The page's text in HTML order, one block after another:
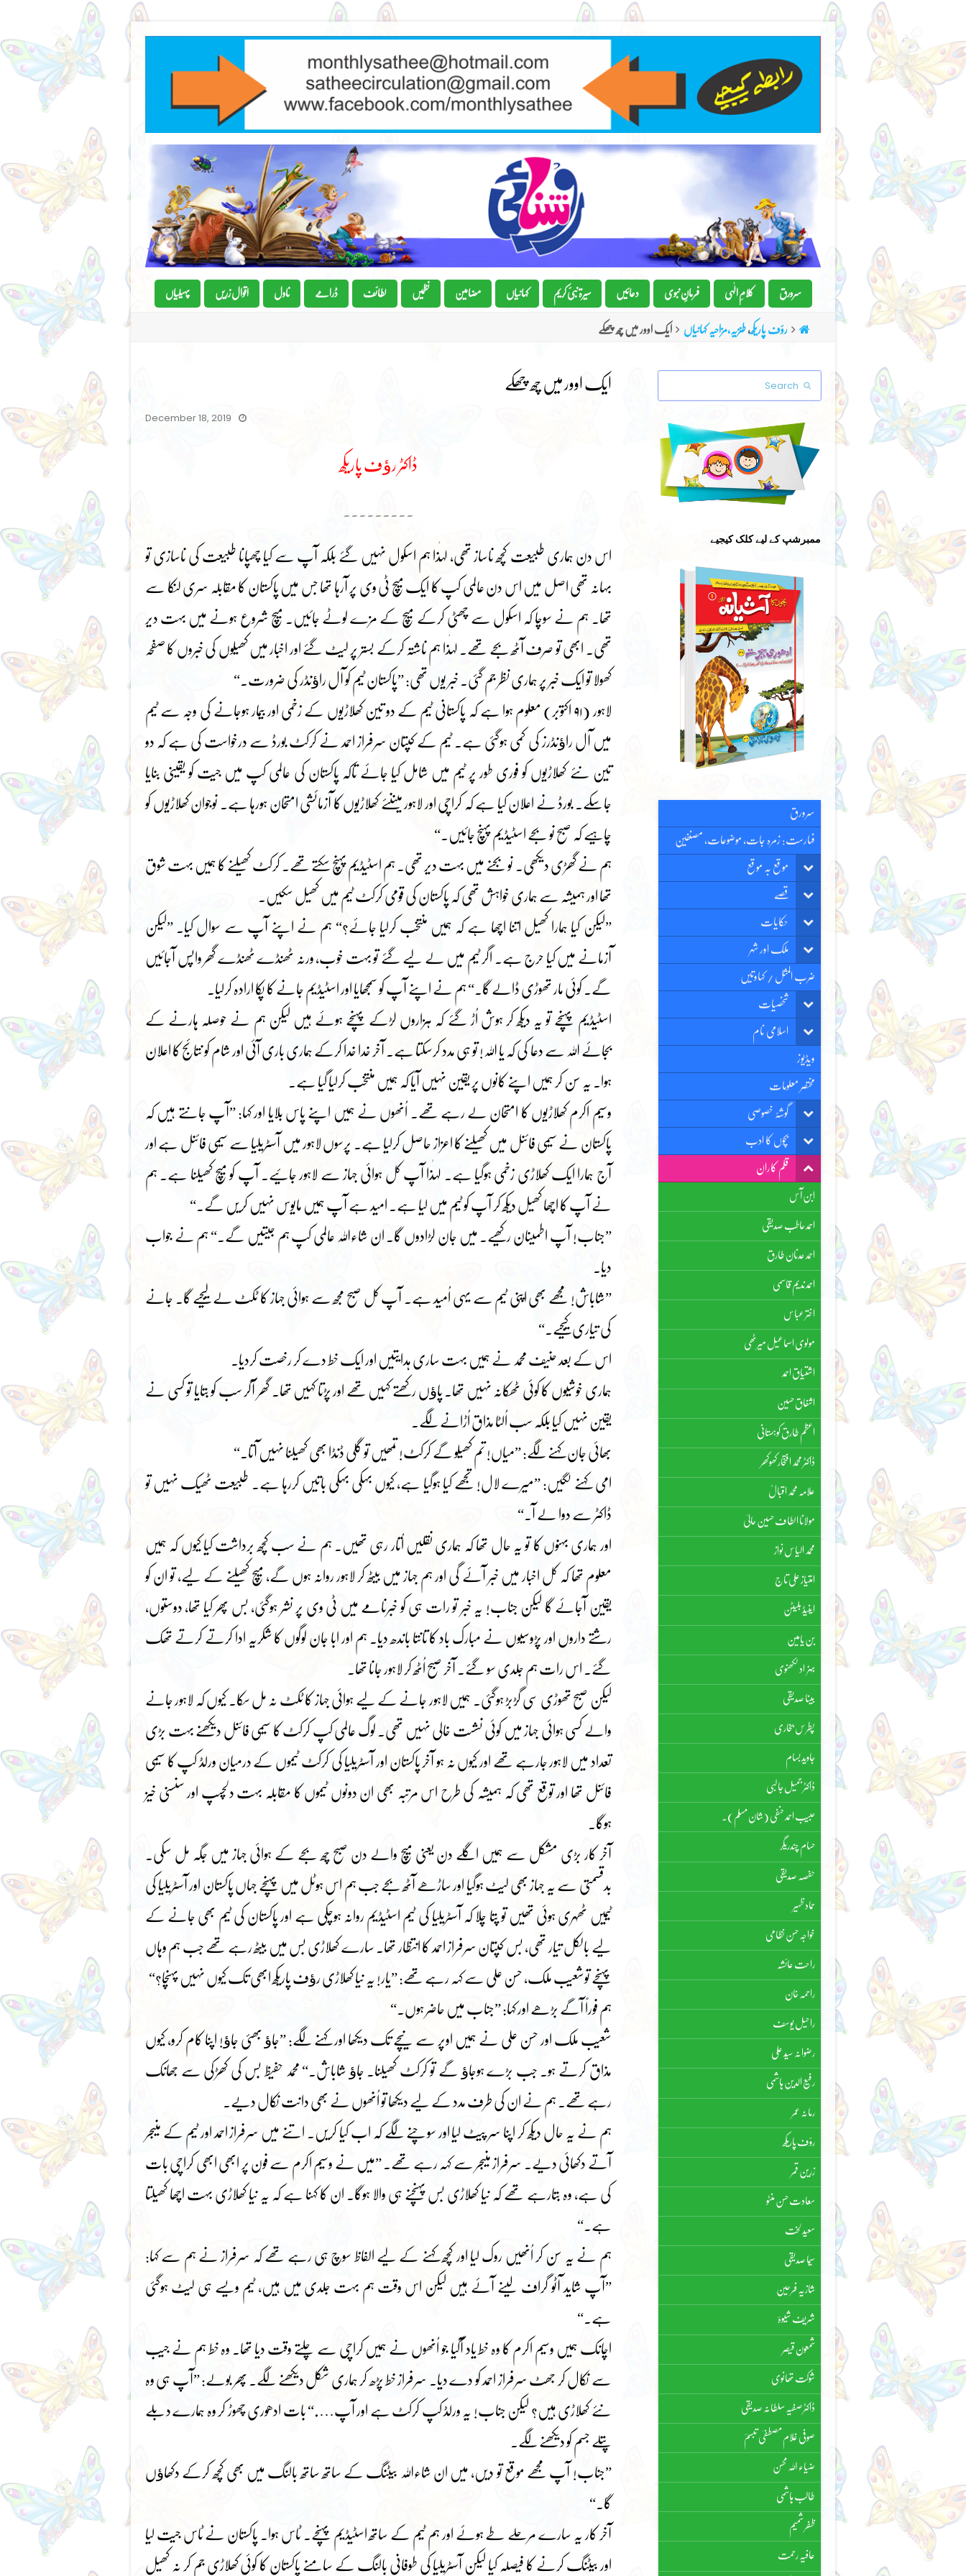
سرورق کلامِ الٰہی فرمانِِ نبوی دعائیں سیرۃ نبیٔ کریم کہانیاں مضامین نظمیں لطائف ڈرامے ناول اقوال زریں پہیلیاں
رؤف پاریکھ, طنزیہ،مزاحیہ کہانیاں ایک اوور میں چھ چھکے
ایک اوور میں چھ چھکے
December 18, 2019
ڈاکٹر رﺅف پاریکھ
اس دن ہماری طبیعت کچھ ناساز تھی، لہٰذا ہم اسکول نہیں گئے بلکہ آپ سے کیا چھپانا طبیعت کی ناسازی تو
بہانہ تھی اصل میں اس دن عالمی کپ کا ایک میچ ٹی وی پر آرہا تھا جس میں پاکستان کا مقابلہ سری لنکا سے
تھا۔ ہم نے سوچا کہ اسکول سے چھٹی کرکے میچ کے مزے لوٹے جائیں۔ میچ شروع ہونے میں بہت دیر
تھی۔ ابھی تو صرف آٹھ بجے تھے۔ لہٰذا ہم ناشتہ کرکے بستر پر لیٹ گئے اور اخبار میں کھیلوں کی خبروں کا صفحہ
کھولا تو ایک خبر پر ہماری نظر جم گئی۔ خبر یوں تھی: ”پاکستان ٹیم کو آل راﺅنڈر کی ضرورت۔“
لاہور (۹۱ اکتوبر) معلوم ہوا ہے کہ پاکستانی ٹیم کے دو تین کھلاڑیوں کے زخمی اور بیمار ہوجانے کی وجہ سے ٹیم
میں آل راﺅنڈرز کی کمی ہوگئی ہے۔ ٹیم کے کپتان سرفراز احمد نے کرکٹ بورڈ سے درخواست کی ہے کہ دو
تین نئے کھلاڑیوں کو فوری طور پر ٹیم میں شامل کیا جائے تاکہ پاکستان کی عالمی کپ میں جیت کو یقینی بنایا
جاسکے۔ بورڈ نے اعلان کیا ہے کہ کراچی اور لاہور میںنئے کھلاڑیوں کا آزمائشی امتحان ہورہا ہے۔ نوجوان کھلاڑیوں کو
چاہیے کہ صبح نو بجے اسٹیڈیم پہنچ جائیں۔“
ہم نے گھڑی دیکھی۔ نو بجنے میں بہت دیر تھی۔ ہم اسٹیڈیم پہنچ سکتے تھے۔ کرکٹ کھیلنے کا ہمیں بہت شوق
تھا اور ہمیشہ سے ہماری خواہش تھی کہ پاکستان کی قومی کرکٹ ٹیم میں کھیل سکیں۔
”لیکن کیا ہمارا کھیل اتنا اچھا ہے کہ ہمیں منتخب کرلیا جائے؟“ ہم نے اپنے آپ سے سوال کیا۔ ”لیکن
آزمانے میں کیا حرج ہے۔ اگر ٹیم میں لے لیے گئے تو بہت خوب، ورنہ ٹھنڈے ٹھنڈے گھر واپس آجائیں
گے۔ کوئی مار تھوڑی ڈالے گا۔“ ہم نے اپنے آپ کو سمجھایا اور اسٹیڈیم جانے کا پکا ارادہ کرلیا۔
اسٹیڈیم پہنچے تو یہ دیکھ کر ہوش اُڑ گئے کہ ہزاروں لڑکے پہنچے ہوئے ہیں لیکن ہم نے حوصلہ ہارنے کے
بجائے اللہ سے دعا کی کہ یا اللہ! تو ہی مدد کرسکتا ہے۔ آخر خدا خدا کرکے ہماری باری آئی اور شام کو نتائج کا اعلان
ہوا۔ یہ سن کر ہمیں اپنے کانوں پر یقین نہیں آیا کہ ہمیں منتخب کرلیا گیا ہے۔
وسیم اکرم کھلاڑیوں کا امتحان لے رہے تھے۔ اُنھوں نے ہمیں اپنے پاس بلایا اور کہا: ”آپ جانتے ہیں کہ
پاکستان نے سیمی فائنل میں کھیلنے کا اعزاز حاصل کرلیا ہے۔ پرسوں لاہور میں آسٹریلیا سے سیمی فائنل ہے اور
آج ہمارا ایک کھلاڑی زخمی ہوگیا ہے۔ لہٰذا آپ کل ہوائی جہاز سے لاہور جائیے۔ آپ کو میچ کھیلنا ہے۔ ہم
نے آپ کا اچھا کھیل دیکھ کر آپ کو ٹیم میں لیا ہے۔ امید ہے آپ ہمیں مایوس نہیں کریں گے۔“
”جناب! آپ اطمینان رکھیے۔ میں جان لڑادوں گا۔ ان شاءاللہ عالمی کپ ہم جیتیں گے۔“ ہم نے جواب
دیا۔
”شاباش! مجھے بھی اپنی ٹیم سے یہی اُمید ہے۔ آپ کل صبح مجھ سے ہوائی جہاز کا ٹکٹ لے لیجیے گا۔ جانے
کی تیاری کیجیے۔“
اس کے بعد حنیف محمد نے ہمیں بہت ساری ہدایتیں اور ایک خط دے کر رخصت کردیا۔
ہماری خوشیوں کا کوئی ٹھکانہ نہیں تھا۔ پاﺅں رکھتے کہیں تھے اور پڑتا کہیں تھا۔ گھر آکر سب کو بتایا تو کسی نے
یقین نہیں کیا بلکہ سب اُلٹا مذاق اُڑانے لگے۔
بھائی جان کہنے لگے: ”میاں! تم کھیلو گے کرکٹ! تمھیں تو گلی ڈنڈا بھی کھیلنا نہیں آتا۔“
امی کہنے لگیں: ”میرے لال! تجھے کیا ہوگیا ہے، کیوں بہکی بہکی باتیں کررہا ہے۔ طبیعت ٹھیک نہیں تو
ڈاکٹر سے دوا لے آ۔“
اور ہماری بہنوں کا تو یہ حال تھا کہ ہماری نقلیں اُتار رہی تھیں۔ ہم نے سب کچھ برداشت کیا کیوں کہ ہمیں
معلوم تھا کہ کل اخبار میں خبر آئے گی اور ہم جہاز میں بیٹھ کر لاہور روانہ ہوں گے، میچ کھیلنے کے لیے، تو ان کو
یقین آجائے گا لیکن جناب! یہ خبر تو رات ہی کو خبرنامے میں ٹی وی پر نشر ہوگئی، بس پھر کیا تھا، دوستوں،
رشتے داروں اور پڑوسیوں نے مبارک باد کا تانتا باندھ دیا۔ ہم اور ابا جان لوگوں کا شکریہ ادا کرتے کرتے تھک
گئے۔ اس رات ہم جلدی سو گئے۔ آخر صبح اُٹھ کر لاہور جانا تھا۔
لیکن صبح تھوڑی سی گڑبڑ ہوگئی۔ ہمیں لاہور جانے کے لیے ہوائی جہاز کا ٹکٹ نہ مل سکا۔ کیوں کہ لاہور جانے
والے کسی ہوائی جہاز میں کوئی نشست خالی نہیں تھی۔ لوگ عالمی کپ کرکٹ کا سیمی فائنل دیکھنے بہت بڑی
تعداد میں لاہور جارہے تھے اور کیوں نہ ہو آخر پاکستان اور آسٹریلیا کی کرکٹ ٹیموں کے درمیان ورلڈ کپ کا سیمی
فائنل تھا اور توقع تھی کہ ہمیشہ کی طرح اس مرتبہ بھی ان دونوں ٹیموں کا مقابلہ بہت دلچسپ اور سنسنی خیز
ہوگا۔
آخر کار بڑی مشکل سے ہمیں اگلے دن یعنی میچ والے دن صبح چھ بجے کے ہوائی جہاز میں جگہ مل سکی۔
بدقسمتی سے یہ جہاز بھی لیٹ ہوگیا اور ساڑھے آٹھ بجے جب ہم اس ہوٹل میں پہنچے جہاں پاکستان اور آسٹریلیا کی
ٹیمیں ٹھہری ہوئی تھیں تو پتا چلا کہ آسٹریلیا کی ٹیم اسٹیڈیم روانہ ہوچکی ہے اور پاکستان کی ٹیم بھی جانے کے
لیے بالکل تیار تھی، بس کپتان سرفراز احمد کا انتظار تھا۔ سارے کھلاڑی بس میں بیٹھ رہے تھے جب ہم وہاں
پہنچے توشعیب ملک، حسن علی سے کہہ رہے تھے: ”یار! یہ نیا کھلاڑی رﺅف پاریکھ ابھی تک کیوں نہیں پہنچا؟“
ہم فوراً آگے بڑھے اور کہا: ”جناب میں حاضر ہوں۔“
شعیب ملک اور حسن علی نے ہمیں اوپر سے نیچے تک دیکھا اور کہنے لگے: ”جاﺅ بھئی جاﺅ! اپنا کام کرو، کیوں
مذاق کرتے ہو۔ جب بڑے ہوجاﺅ گے تو کرکٹ کھیلنا۔ جاﺅ شاباش۔“ محمد حفیظ بس کی کھڑکی سے جھانک
رہے تھے۔ ہم نے ان کی طرف مدد کے لیے دیکھا تو اُنھوں نے بھی دانت نکال دیے۔
ہم نے یہ حال دیکھ کر اپنا سر پیٹ لیا اور سوچنے لگے کہ اب کیا کریں۔ اتنے میں سرفراز احمد اور ٹیم کے منیجر
آتے دکھائی دیے۔ سرفراز منیجر سے کہہ رہے تھے۔ ”میں نے وسیم اکرم سے فون پر ابھی ابھی کراچی بات
کی ہے، وہ بتارہے تھے کہ نیا کھلاڑی بس پہنچنے ہی والا ہوگا۔ ان کا کہنا ہے کہ یہ نیا کھلاڑی بہت اچھا کھیلتا
ہے۔“
ہم نے یہ سن کر اُنھیں روک لیا اور کچھ کہنے کے لیے الفاظ سوچ ہی رہے تھے کہ سرفراز نے ہم سے کہا:
”آپ شاید آٹو گراف لینے آئے ہیں لیکن اس وقت ہم بہت جلدی میں ہیں، ٹیم ویسے ہی لیٹ ہوگئی
ہے۔“
اچانک ہمیں وسیم اکرم کا وہ خط یاد آگیا جو اُنھوں نے ہمیں کراچی سے چلتے وقت دیا تھا۔ وہ خط ہم نے جیب
سے نکال کر جھٹ سرفراز احمد کو دے دیا۔ سرفراز خط پڑھ کر ہماری شکل دیکھنے لگے۔ پھر بولے: ”آپ ہی وہ
نئے کھلاڑی ہیں؟ لیکن جناب! یہ ورلڈ کپ کرکٹ ہے اور آپ….“ بات ادھوری چھوڑ کر وہ ہمارے دبلے
پتلے جسم کو دیکھنے لگے۔
”جناب! آپ مجھے موقع تو دیں، میں ان شاءاللہ بیٹنگ کے ساتھ ساتھ بالنگ میں بھی کچھ کرکے دکھاﺅں
گا۔“
آخر کار یہ سارے مرحلے طے ہوئے اور ہم ٹیم کے ساتھ اسٹیڈیم پہنچے۔ ٹاس ہوا۔ پاکستان نے ٹاس جیت لیا
اور بیٹنگ کرنے کا فیصلہ کیا لیکن آسٹریلیا کی طوفانی بالنگ کے سامنے پاکستان کا کوئی کھلاڑی جم کر نہ کھیل
Search
ممبرشپ کے لیے کلک کیجیے
سرورق
فہارست: زمرہ جات، موضوعات، مصنفین
موقع بہ موقع
قصّے
حکایات
ملک اور شہر
ضرب المثل / کہاوتیں
شخصیات
اسلامی نام
ویڈیوز
مختصر معلومات
گوشۂ خصوصی
بچوں کا ادب
قلم کاران
ابن آس
احمد حاطب صدیقی
احمد عدنان طارق
احمد ندیم قاسمی
اختر عباس
مولوی اسماعیل میرٹھی
اشتیاق احمد
اشفاق حسین
اعظم طارق کوہستانی
ڈاکٹر محمد افتخار کھوکھر
علامہ محمد اقبالؒ
مولانا الطاف حسین حالیؔ
محمد الیاس نواز
امتیاز علی تاج
اینیڈ بلیٹن
بن یامین
بہزاد لکھنوی
بینا صدیقی
پطرس بخاری
جاوید بسام
ڈاکٹر جمیل جالبی
حبیب احمد حنفی (شان مسلم)۔
حسام چندریگر
حفصہ صدیقی
حماد ظہیر
خواجہ حسن نظامی
راحت عائشہ
راحمہ خان
راحیل یوسف
رضوانہ سیّد علی
رفیع الدین ہاشمی
رمانہ عمر
رؤف پاریکھ
زرین قمر
سعادت حسن منٹو
سعید لخت
سیما صدیقی
شازیہ فرحین
شریف شیوہؔ
شمعون قیصر
شوکت تھانوی
ڈاکٹر صفیہ سلطانہ صدیقی
صوفی غلام مصطفیٰ تبسمؔ
ضیاء اللہ محسن
طالب ہاشمی
ظفر شمیم
عافیہ رحمت